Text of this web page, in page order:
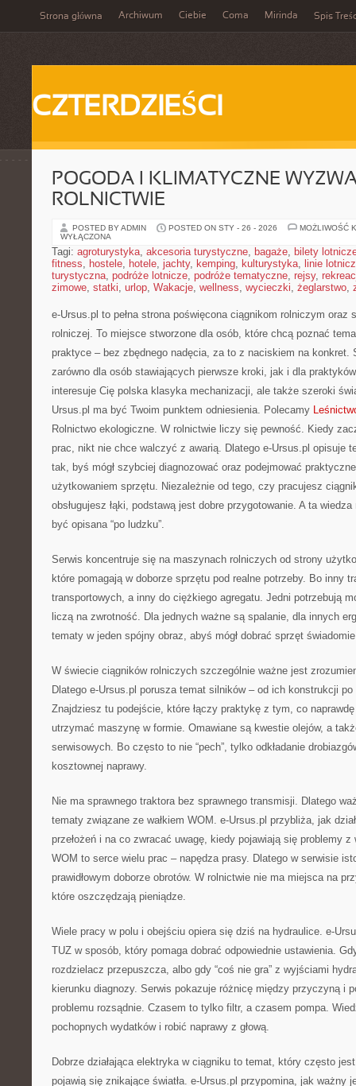
Strona główna Archiwum Ciebie Coma Mirinda Spis
CZTERDZIEŚCI
POGODA I KLIMATYCZNE
ROLNICTWIE
POSTED BY ADMIN POSTED ON STY - 26 - 2026
MOŻLIWOŚĆ
WYŁĄCZONA
Tagi: agroturystyka, akcesoria turystyczne, bagaże, bilety
fitness, hostele, hotele, jachty, kemping, kulturystyka, linie
turystyczna, podróże lotnicze, podróże tematyczne, rejsy,
zimowe, statki, urlop, Wakacje, wellness, wycieczki, żeglarstwo,
e-Ursus.pl to pełna strona poświęcona ciągnikom rolniczym oraz
rolniczej. To miejsce stworzone dla osób, które chcą poznać
praktyce – bez zbędnego nadęcia, za to z naciskiem na konkret.
zarówno dla osób stawiających pierwsze kroki, jak i dla
interesuje Cię polska klasyka mechanizacji, ale także szeroki
Ursus.pl ma być Twoim punktem odniesienia. Polecamy
Rolnictwo ekologiczne. W rolnictwie liczy się pewność. Kiedy
prac, nikt nie chce walczyć z awarią. Dlatego e-Ursus.pl opisuje
tak, byś mógł szybciej diagnozować oraz podejmować
użytkowaniem sprzętu. Niezależnie od tego, czy pracujesz
obsługujesz łąki, podstawą jest dobre przygotowanie. A ta
być opisana “po ludzku”.
Serwis koncentruje się na maszynach rolniczych od strony
które pomagają w doborze sprzętu pod realne potrzeby. Bo inny
transportowych, a inny do ciężkiego agregatu. Jedni potrzebują
liczą na zwrotność. Dla jednych ważne są spalanie, dla innych
tematy w jeden spójny obraz, abyś mógł dobrać sprzęt
W świecie ciągników rolniczych szczególnie ważne jest
Dlatego e-Ursus.pl porusza temat silników – od ich konstrukcji po
Znajdziesz tu podejście, które łączy praktykę z tym, co
utrzymać maszynę w formie. Omawiane są kwestie olejów, a
serwisowych. Bo często to nie “pech”, tylko odkładanie
kosztownej naprawy.
Nie ma sprawnego traktora bez sprawnego transmisji. Dlatego
tematy związane ze wałkiem WOM. e-Ursus.pl przybliża, jak
przełożeń i na co zwracać uwagę, kiedy pojawiają się problemy z
WOM to serce wielu prac – napędza prasy. Dlatego w serwisie
prawidłowym doborze obrotów. W rolnictwie nie ma miejsca na
które oszczędzają pieniądze.
Wiele pracy w polu i obejściu opiera się dziś na hydraulice. e-
TUZ w sposób, który pomaga dobrać odpowiednie ustawienia.
rozdzielacz przepuszcza, albo gdy “coś nie gra” z wyjściami
kierunku diagnozy. Serwis pokazuje różnicę między przyczyną i
problemu rozsądnie. Czasem to tylko filtr, a czasem pompa.
pochopnych wydatków i robić naprawy z głową.
Dobrze działająca elektryka w ciągniku to temat, który często
pojawią się znikające światła. e-Ursus.pl przypomina, jak ważny